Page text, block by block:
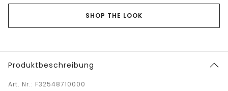
SHOP THE LOOK
Produktbeschreibung
Art. Nr.: F32548710000